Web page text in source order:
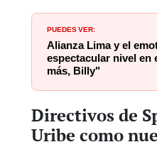
PUEDES VER:
Alianza Lima y el
espectacular nivel en
más, Billy"
Directivos de
Uribe como